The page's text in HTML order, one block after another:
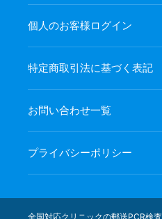
個人のお客様ログイン
特定商取引法に基づく表記
お問い合わせ一覧
プライバシーポリシー
全国対応クリニックの郵送PCR検査